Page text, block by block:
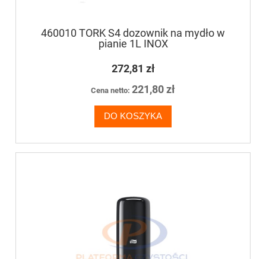
460010 TORK S4 dozownik na mydło w
pianie 1L INOX
272,81 zł
Cena netto: 221,80 zł
DO KOSZYKA